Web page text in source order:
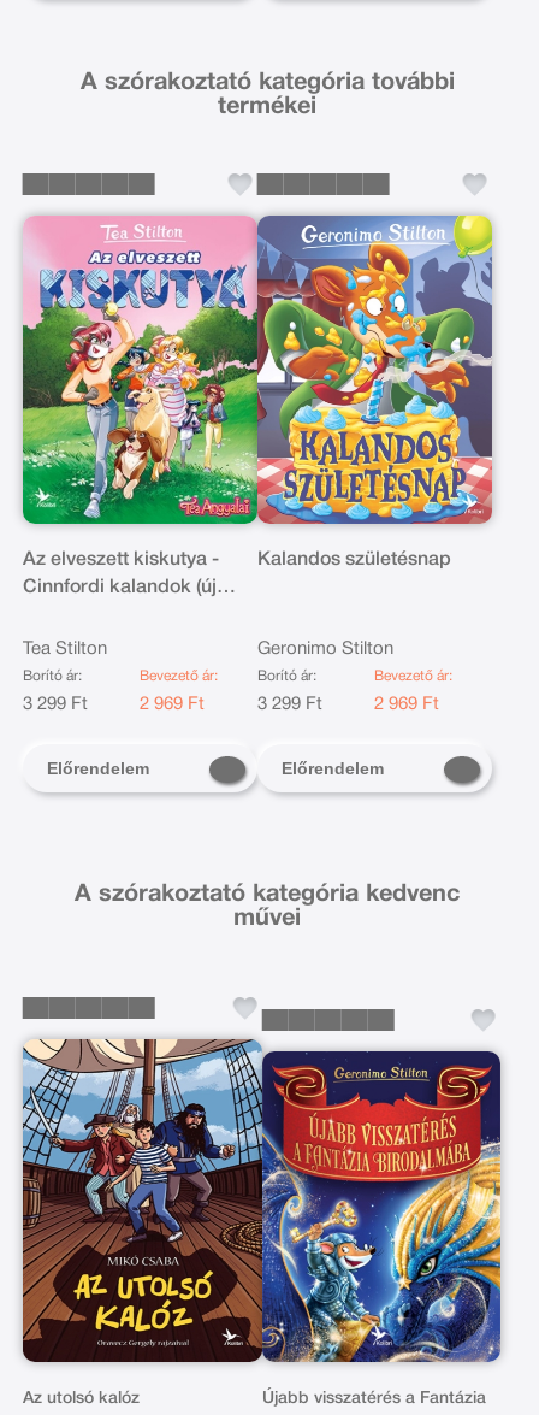
A szórakoztató kategória további
termékei
Az elveszett kiskutya -
Cinnfordi kalandok (új
Tea Stilton
Borító ár:
3 299 Ft
Bevezető ár:
2 969 Ft
Előrendelem
Kalandos születésnap
Geronimo Stilton
Borító ár:
3 299 Ft
Bevezető ár:
2 969 Ft
Előrendelem
A szórakoztató kategória kedvenc
művei
Az utolsó kalóz
Újabb visszatérés a Fantázia